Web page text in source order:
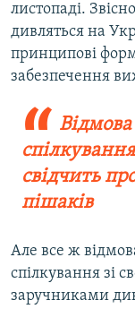
листопаді.
дивляться на
принципові
забезпечення
Відмова
свідчить
пішаків
Але все ж
спілкування зі
заручниками